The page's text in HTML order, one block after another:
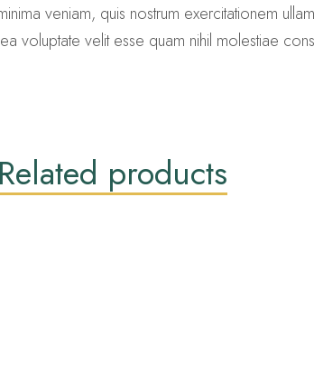
veniam, quis nostrum exercitationem
voluptate velit esse quam nihil molestiae
Related products